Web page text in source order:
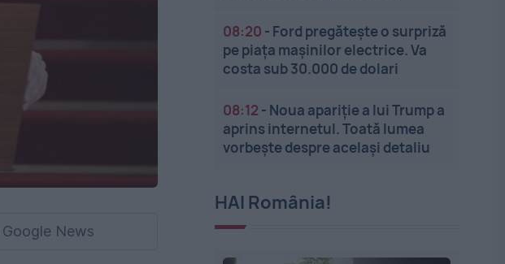
News
08:20 - Ford pregătește o surpriză
pe piața mașinilor electrice. Va
costa sub 30.000 de dolari
08:12 - Noua apariție a lui Trump a
aprins internetul. Toată lumea
vorbește despre același detaliu
HAI România!